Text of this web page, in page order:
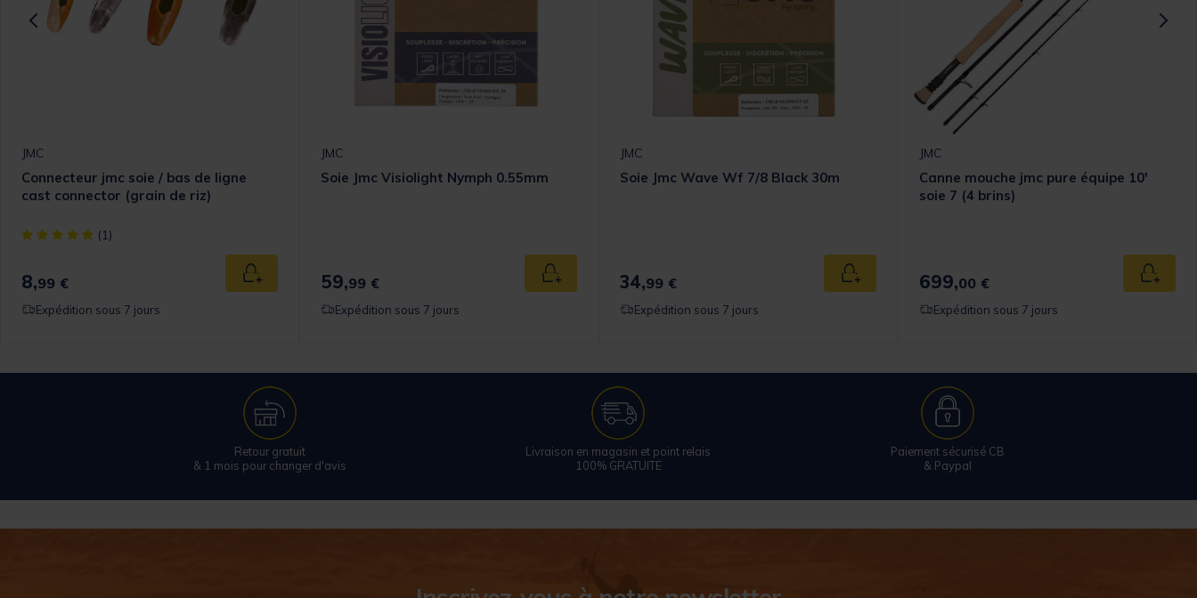
panier
JMC
Connecteur jmc soie / bas de ligne
cast connector (grain de riz)
[object Object] out of 5 Customer Rating
(1)
8,99 € Ajouter au panier
Expédition sous 7 jours
JMC
Soie Jmc Visiolight Nymph 0.55mm
59,99 € Ajouter au panier
Expédition sous 7 jours
JMC
Soie Jmc Wave Wf 7/8 Black 30m
34,99 € Ajouter au panier
Expédition sous 7 jours
JMC
Canne mouche jmc pure équipe 10'
soie 7 (4 brins)
699,00 € Ajouter
Expédition sous 7 jours
Retour gratuit
& 1 mois pour changer d'avis
Livraison en magasin et point relais
100% GRATUITE
Paiement sécurisé CB
& Paypal